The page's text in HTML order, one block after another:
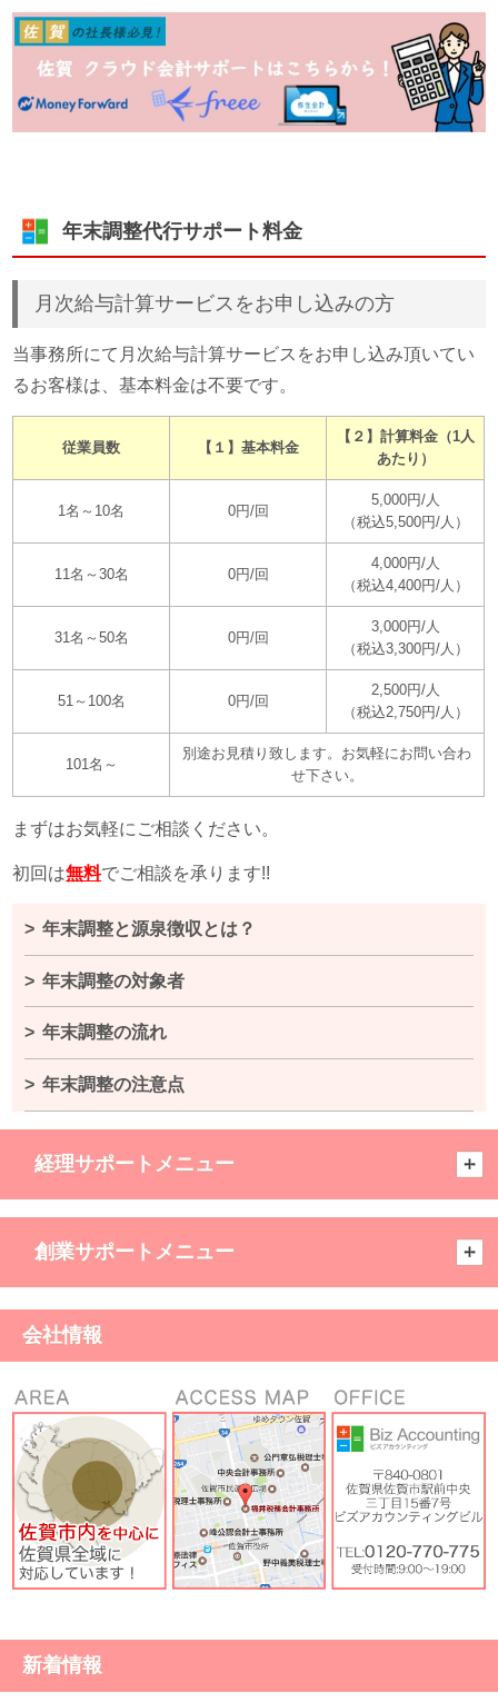
年末調整代行サポート料金
月次給与計算サービスをお申し込みの方
当事務所にて月次給与計算サービスをお申し込み頂いてい
るお客様は、基本料金は不要です。
従業員数 【１】基本料金
【２】計算料金（1人
あたり）
1名～10名 0円/回
5,000円/人
（税込5,500円/人）
11名～30名 0円/回
4,000円/人
（税込4,400円/人）
31名～50名 0円/回
3,000円/人
（税込3,300円/人）
51～100名 0円/回
2,500円/人
（税込2,750円/人）
101名～
別途お見積り致します。お気軽にお問い合わ
せ下さい。
まずはお気軽にご相談ください。
初回は無料でご相談を承ります!!
年末調整と源泉徴収とは？
年末調整の対象者
年末調整の流れ
年末調整の注意点
経理サポートメニュー
創業サポートメニュー
会社情報
新着情報